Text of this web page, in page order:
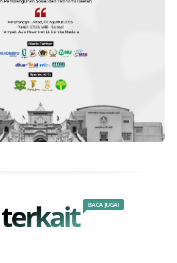
terkait BACA JUGA!